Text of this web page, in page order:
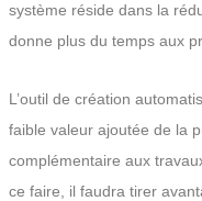
système réside dans la
donne plus du temps aux
L’outil de création
faible valeur ajoutée de la
complémentaire aux
ce faire, il faudra tirer